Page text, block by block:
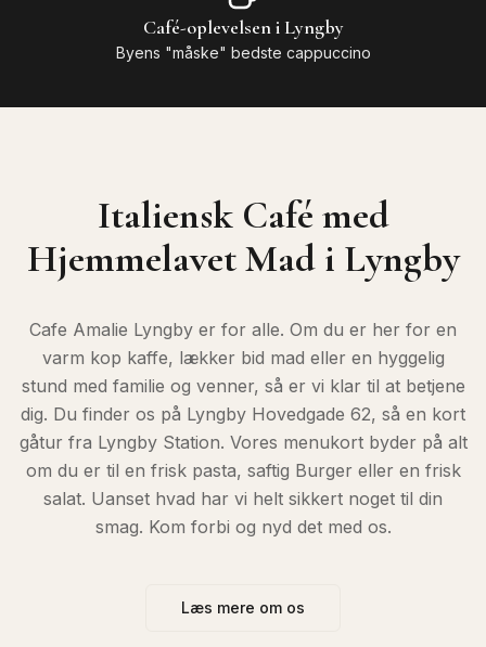
Café-oplevelsen i Lyngby
Byens "måske" bedste cappuccino
Italiensk Café med
Hjemmelavet Mad i Lyngby
Cafe Amalie Lyngby er for alle. Om du er her for en
varm kop kaffe, lækker bid mad eller en hyggelig
stund med familie og venner, så er vi klar til at betjene
dig. Du finder os på Lyngby Hovedgade 62, så en kort
gåtur fra Lyngby Station. Vores menukort byder på alt
om du er til en frisk pasta, saftig Burger eller en frisk
salat. Uanset hvad har vi helt sikkert noget til din
smag. Kom forbi og nyd det med os.
Læs mere om os